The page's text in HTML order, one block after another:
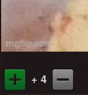
+ 4